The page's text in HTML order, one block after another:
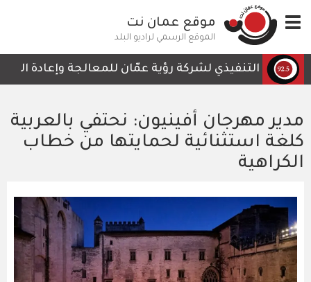
إلى
المحتوى
الرئيسي
Toggle
navigation
موقع عمان نت
الموقع الرسمي لراديو البلد
التنفيذي لشركة رؤية عمّان للمعالجة وإعادة
مدير مهرجان أفينيون: نحتفي بالعربية
كلغة استثنائية لحمايتها من خطاب
الكراهية